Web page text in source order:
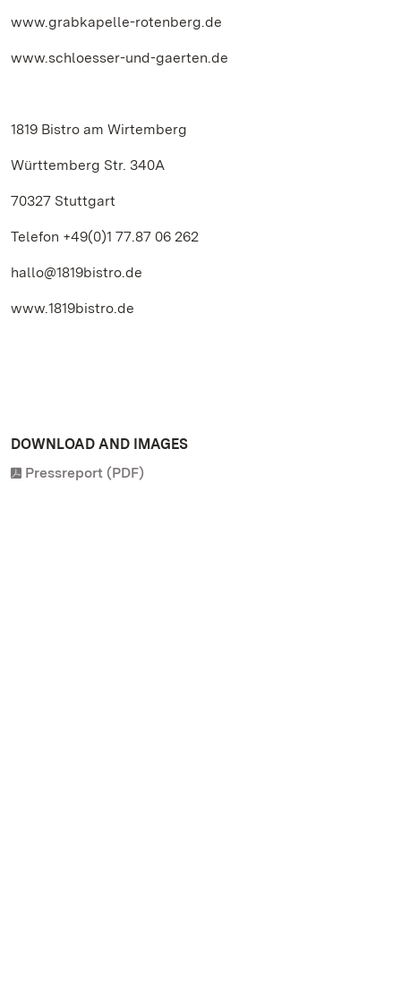
www.grabkapelle-rotenberg.de
www.schloesser-und-gaerten.de
1819 Bistro am Wirtemberg
Württemberg Str. 340A
70327 Stuttgart
Telefon +49(0)1 77.87 06 262
hallo@1819bistro.de
www.1819bistro.de
DOWNLOAD AND IMAGES
Pressreport (PDF)